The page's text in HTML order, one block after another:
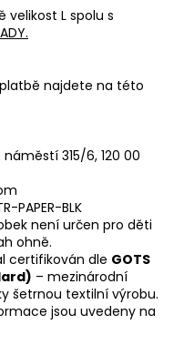
velikost L spolu s
najdete na této
náměstí 315/6, 120 00
PAPER-BLK
není určen pro děti
ohně.
certifikován dle GOTS
– mezinárodní
šetrnou textilní výrobu.
jsou uvedeny na